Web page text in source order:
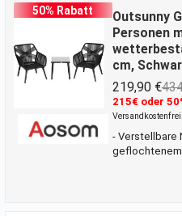
jede Szene
Sie jetzt, Sie
elegantes
50% Rabatt
Outsunny
Personen
cm,
219,90 €
215€ oder
Versandkostenfrei!
- Verstellbare
geflochtenem
Garten. Zwei
zum